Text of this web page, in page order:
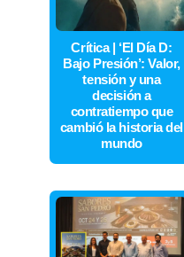
Crítica | ‘El Día D:
Bajo Presión’: Valor,
tensión y una
decisión a
contratiempo que
cambió la historia del
mundo